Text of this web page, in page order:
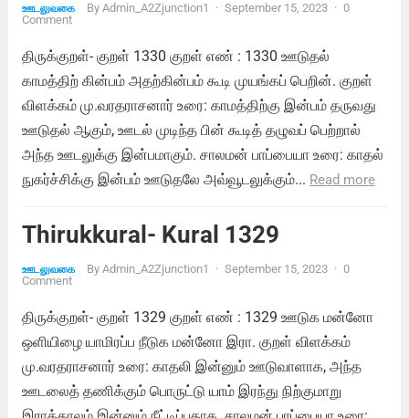
ஊடலுவகை By Admin_A2Zjunction1 · September 15, 2023 · 0
Comment
திருக்குறள்- குறள் 1330 குறள் எண் : 1330 ஊடுதல்
காமத்திற் கின்பம் அதற்கின்பம் கூடி முயங்கப் பெறின். குறள்
விளக்கம் மு.வரதராசனார் உரை: காமத்திற்கு இன்பம் தருவது
ஊடுதல் ஆகும், ஊடல் முடிந்த பின் கூடித் தழுவப் பெற்றால்
அந்த ஊடலுக்கு இன்பமாகும். சாலமன் பாப்பையா உரை: காதல்
நுகர்ச்சிக்கு இன்பம் ஊடுதலே அவ்வூடலுக்கும்... Read more
Thirukkural- Kural 1329
ஊடலுவகை By Admin_A2Zjunction1 · September 15, 2023 · 0
Comment
திருக்குறள்- குறள் 1329 குறள் எண் : 1329 ஊடுக மன்னோ
ஒளியிழை யாமிரப்ப நீடுக மன்னோ இரா. குறள் விளக்கம்
மு.வரதராசனார் உரை: காதலி இன்னும் ஊடுவாளாக, அந்த
ஊடலைத் தணிக்கும் பொருட்டு யாம் இரந்து நிற்குமாறு